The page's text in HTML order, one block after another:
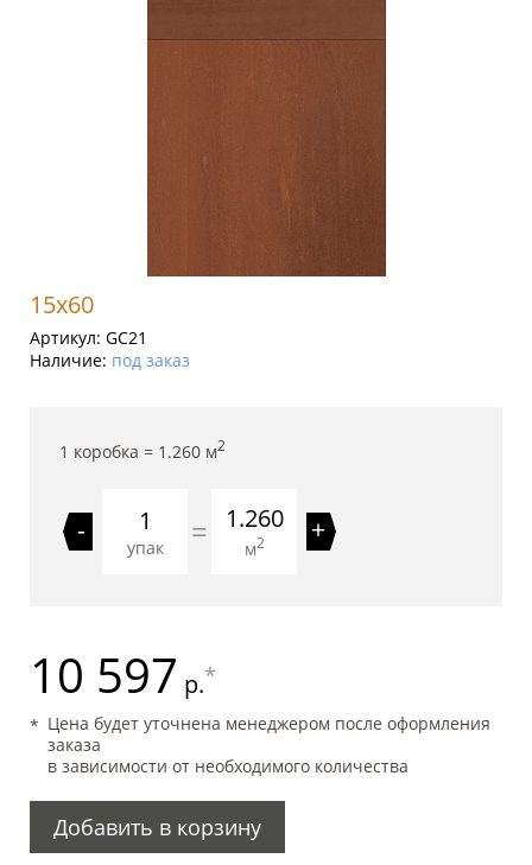
15x60
Артикул: GC21
Наличие: под заказ
1 коробка = 1.260 м2
-
упак = 1.260
м2 +
10 597 р.*
Цена будет уточнена менеджером после оформления
заказа
в зависимости от необходимого количества
Добавить в корзину